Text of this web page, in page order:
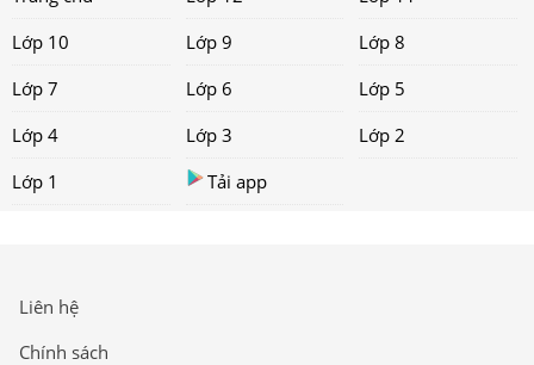
Lớp 10
Lớp 9
Lớp 8
Lớp 7
Lớp 6
Lớp 5
Lớp 4
Lớp 3
Lớp 2
Lớp 1
Tải app
Liên hệ
Chính sách